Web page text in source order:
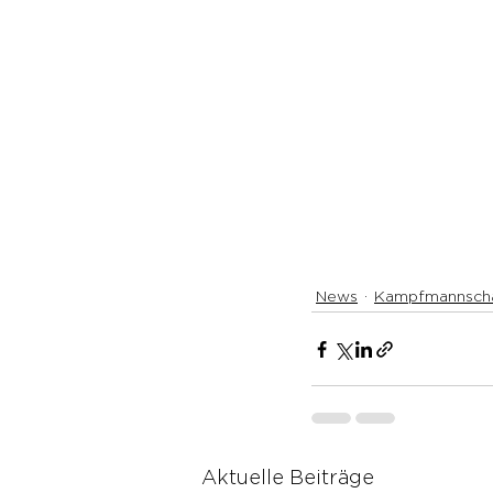
News
Aktuelle Beiträge